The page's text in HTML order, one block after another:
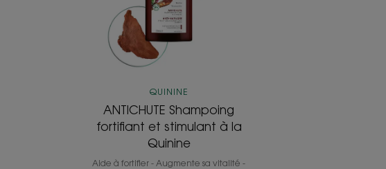
à
la
Quinine
QUININE
ANTICHUTE Shampoing
fortifiant et stimulant à la
Quinine
Aide à fortifier - Augmente sa vitalité -